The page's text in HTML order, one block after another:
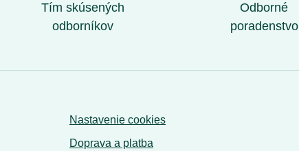
Tím skúsených
odborníkov
Odborné
poradenstvo
Nastavenie cookies
Doprava a platba